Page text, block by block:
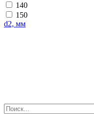
140
150
d2, мм